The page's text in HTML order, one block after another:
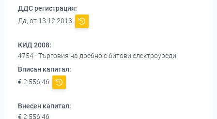
ДДС регистрация:
Да, от 13.12.2013
КИД 2008:
4754 - Търговия на дребно с битови електроуреди
Вписан капитал:
€ 2 556,46
Внесен капитал:
€ 2 556,46